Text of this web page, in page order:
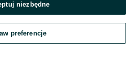
Dodaj Czat Konto
niezbędne
preferencje